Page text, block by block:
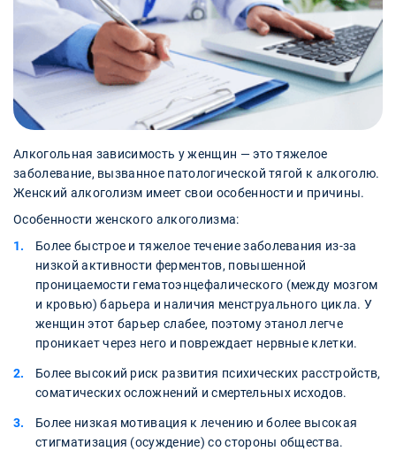
Алкогольная зависимость у женщин — это тяжелое
заболевание, вызванное патологической тягой к алкоголю.
Женский алкоголизм имеет свои особенности и причины.
Особенности женского алкоголизма:
Более быстрое и тяжелое течение заболевания из-за
низкой активности ферментов, повышенной
проницаемости гематоэнцефалического (между мозгом
и кровью) барьера и наличия менструального цикла. У
женщин этот барьер слабее, поэтому этанол легче
проникает через него и повреждает нервные клетки.
Более высокий риск развития психических расстройств,
соматических осложнений и смертельных исходов.
Более низкая мотивация к лечению и более высокая
стигматизация (осуждение) со стороны общества.